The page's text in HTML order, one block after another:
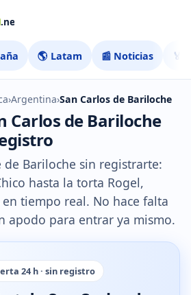
🌎 Latam 📰 Noticias 🏅
›Argentina›San Carlos de Bariloche
Carlos de Bariloche
de Bariloche sin registrarte:
hasta la torta Rogel,
tiempo real. No hace falta
apodo para entrar ya mismo.
24 h · sin registro